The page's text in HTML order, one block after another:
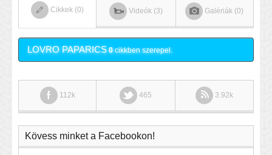
Cikkek (0) Videók (3) Galériák (0)
LOVRO PAPARICS 0cikkben szerepel.
112k 465 3.92k
Kövess minket a Facebookon!